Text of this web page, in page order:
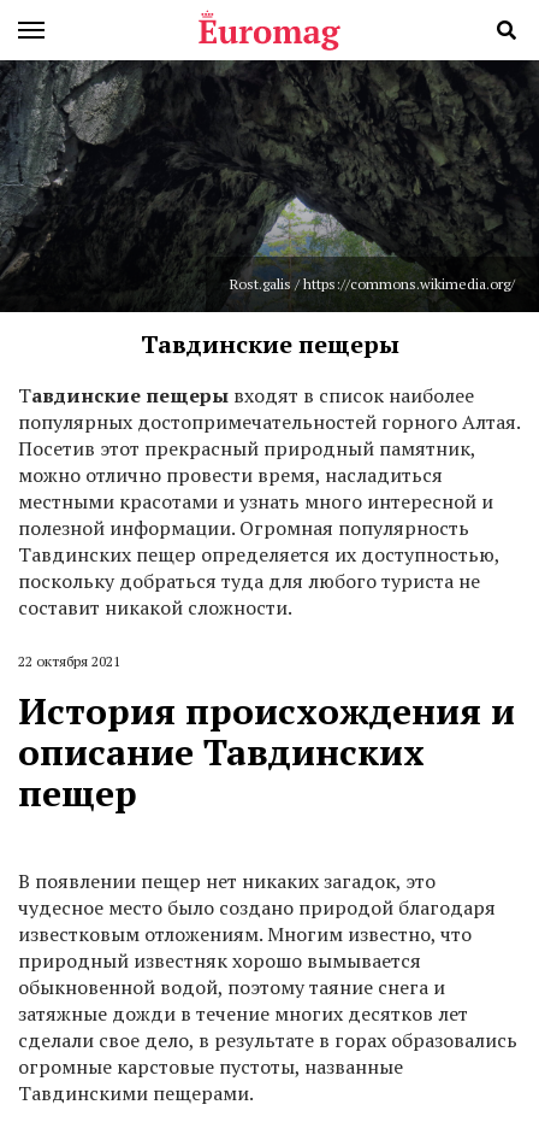
Rost.galis / https://commons.wikimedia.org/
Тавдинские пещеры
Тавдинские пещеры входят в список наиболее
популярных достопримечательностей горного Алтая.
Посетив этот прекрасный природный памятник,
можно отлично провести время, насладиться
местными красотами и узнать много интересной и
полезной информации. Огромная популярность
Тавдинских пещер определяется их доступностью,
поскольку добраться туда для любого туриста не
составит никакой сложности.
22 октября 2021
История происхождения и
описание Тавдинских
пещер
В появлении пещер нет никаких загадок, это
чудесное место было создано природой благодаря
известковым отложениям. Многим известно, что
природный известняк хорошо вымывается
обыкновенной водой, поэтому таяние снега и
затяжные дожди в течение многих десятков лет
сделали свое дело, в результате в горах образовались
огромные карстовые пустоты, названные
Тавдинскими пещерами.